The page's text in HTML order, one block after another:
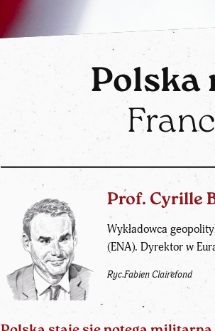
Polska
Prof. Cyrille
Wykładowca
(ENA). Dyrektor w
Ryc.Fabien Clairefond